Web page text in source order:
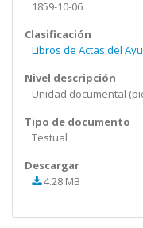
1859-10-06
Clasificación
Libros de Actas del
Nivel descripción
Unidad documental
Tipo de documento
Testual
Descargar
4.28 MB